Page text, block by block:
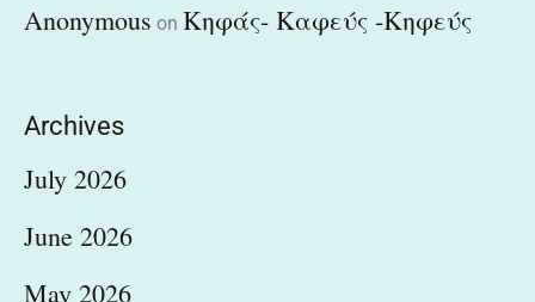
Anonymous on Κηφάς- Καφεύς -Κηφεύς
Archives
July 2026
June 2026
May 2026